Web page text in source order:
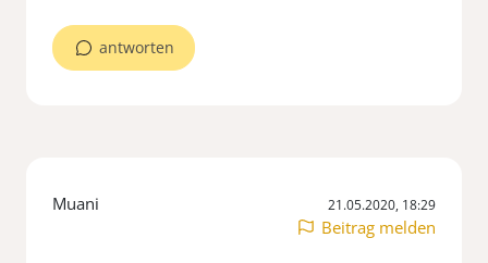
antworten
Muani 21.05.2020, 18:29
Beitrag melden